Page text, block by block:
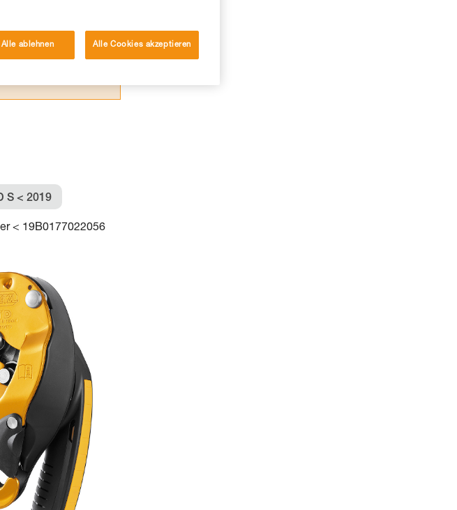
ein spezielles
den Vorgang
gibt es
S < 2019
< 19B0177022056
Alle ablehnen Alle Cookies akzeptieren